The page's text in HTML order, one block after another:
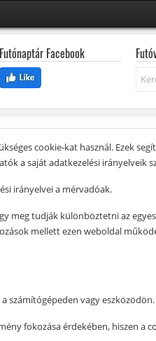
Futónaptár Facebook
cookie-kat használ. Ezek
a saját adatkezelési irányelveik
irányelvei a mérvadóak.
meg tudják különböztetni az
mellett ezen weboldal
számítógépeden vagy eszközödön.
fokozása érdekében, hiszen